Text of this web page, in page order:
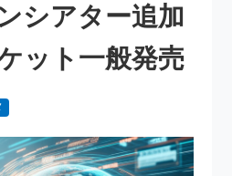
シアター追加
ット一般発売